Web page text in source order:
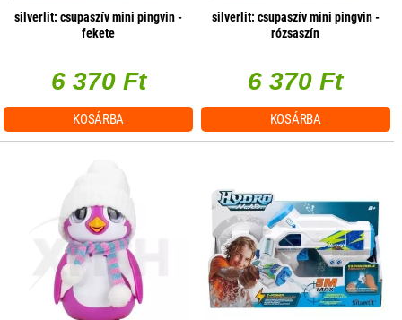
silverlit: csupaszív mini pingvin -
fekete
6 370 Ft
KOSÁRBA
silverlit: csupaszív mini pingvin -
rózsaszín
6 370 Ft
KOSÁRBA